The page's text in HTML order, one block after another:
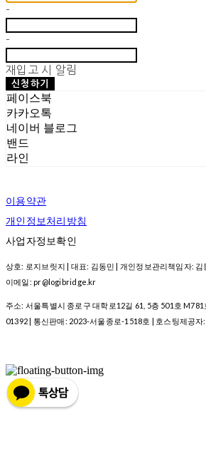
-
-
재입고 시 알림
신청하기
페이스북
카카오톡
네이버 블로그
밴드
라인
이용약관
개인정보처리방침
사업자정보확인
상호: 로지브릿지 | 대표: 김동민 | 개인정보관리책임자: 김
이메일: pr@logibridge.kr
주소: 서울특별시 종로구 대학로12길 61, 5층 501호
01392 | 통신판매: 2023-서울종로-1518호 | 호스팅제공